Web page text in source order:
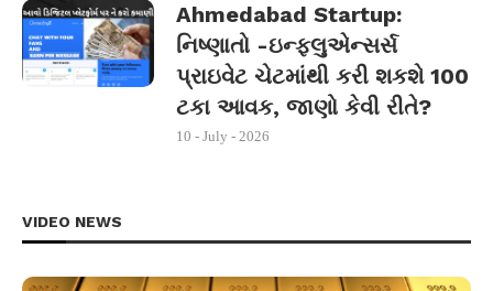
Ahmedabad Startup:
નિષ્ણાતો -ઇન્ફ્લુએન્સર્સ
પ્રાઇવેટ ચેટમાંથી કરી શકશે 100
ટકા આવક, જાણો કેવી રીતે?
10 - July - 2026
VIDEO NEWS